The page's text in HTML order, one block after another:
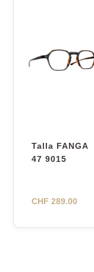
Talla FANGA
47 9015
CHF 289.00